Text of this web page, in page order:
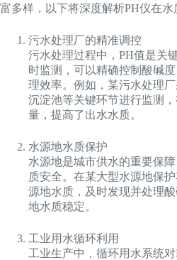
富多样，以下将深度解析PH仪在水
污水处理厂的精准调控
污水处理过程中，PH值是关
时监测，可以精确控制酸碱
理效率。例如，某污水处理
沉淀池等关键环节进行监测
量，提高了出水水质。
水源地水质保护
水源地是城市供水的重要保
质安全。在某大型水源地保
源地水质，及时发现并处理
地水质稳定。
工业用水循环利用
工业生产中，循环用水系统